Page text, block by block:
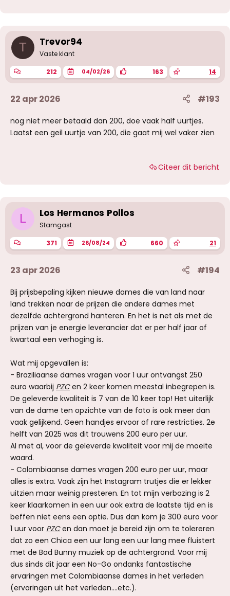
n
g
n
:
T Trevor94
Vaste klant
212 04/02/26 163 14
22 apr 2026 #193
nog niet meer betaald dan 200, doe vaak half uurtjes.
Laatst een geil uurtje van 200, die gaat mij wel vaker zien
Citeer dit bericht
L Los Hermanos Pollos
Stamgast
371 26/08/24 660 21
23 apr 2026 #194
Bij prijsbepaling kijken nieuwe dames die van land naar
land trekken naar de prijzen die andere dames met
dezelfde achtergrond hanteren. En het is net als met de
prijzen van je energie leverancier dat er per half jaar of
kwartaal een verhoging is.
Wat mij opgevallen is:
- Braziliaanse dames vragen voor 1 uur ontvangst 250
euro waarbij PZCen 2 keer komen meestal inbegrepen is.
De geleverde kwaliteit is 7 van de 10 keer top! Het uiterlijk
van de dame ten opzichte van de foto is ook meer dan
vaak gelijkend. Geen handjes ervoor of rare restricties. 2e
helft van 2025 was dit trouwens 200 euro per uur.
Al met al, voor de geleverde kwaliteit voor mij de moeite
waard.
- Colombiaanse dames vragen 200 euro per uur, maar
alles is extra. Vaak zijn het Instagram trutjes die er lekker
uitzien maar weinig presteren. En tot mijn verbazing is 2
keer klaarkomen in een uur ook extra de laatste tijd en is
beffen niet eens een optie. Dus dan kom je 300 euro voor
1 uur voor PZCen dan moet je bereid zijn om te tolereren
dat zo een Chica een uur lang een uur lang mee fluistert
met de Bad Bunny muziek op de achtergrond. Voor mij
dus sinds dit jaar een No-Go ondanks fantastische
ervaringen met Colombiaanse dames in het verleden
(ervaringen uit het verleden....etc.).